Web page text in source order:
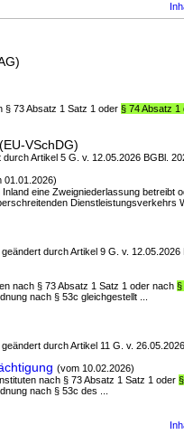
§ 73 Absatz 1 Satz 1 oder § 74 Absatz 1
VSchDG)
Artikel 5 G. v. 12.05.2026 BGBl.
01.01.2026)
eine Zweigniederlassung betreibt
Dienstleistungsverkehrs
durch Artikel 9 G. v. 12.05.2026
nach § 73 Absatz 1 Satz 1 oder nach §
nach § 53c gleichgestellt ...
durch Artikel 11 G. v.
(vom 10.02.2026)
nach § 73 Absatz 1 Satz 1 oder
nach § 53c des ...